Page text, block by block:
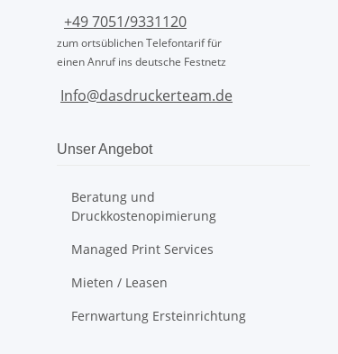
+49 7051/9331120
zum ortsüblichen Telefontarif für
einen Anruf ins deutsche Festnetz
Info@dasdruckerteam.de
Unser Angebot
Beratung und
Druckkostenopimierung
Managed Print Services
Mieten / Leasen
Fernwartung Ersteinrichtung